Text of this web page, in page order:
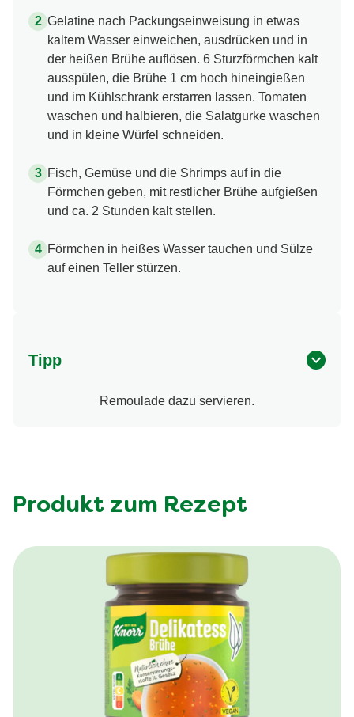
Gelatine nach Packungseinweisung in etwas
kaltem Wasser einweichen, ausdrücken und in
der heißen Brühe auflösen. 6 Sturzförmchen kalt
ausspülen, die Brühe 1 cm hoch hineingießen
und im Kühlschrank erstarren lassen. Tomaten
waschen und halbieren, die Salatgurke waschen
und in kleine Würfel schneiden.
Fisch, Gemüse und die Shrimps auf in die
Förmchen geben, mit restlicher Brühe aufgießen
und ca. 2 Stunden kalt stellen.
Förmchen in heißes Wasser tauchen und Sülze
auf einen Teller stürzen.
Tipp
Remoulade dazu servieren.
Produkt zum Rezept